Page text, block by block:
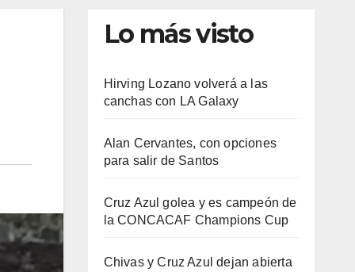
Lo más visto
Hirving Lozano volverá a las
canchas con LA Galaxy
Alan Cervantes, con opciones
para salir de Santos
Cruz Azul golea y es campeón de
la CONCACAF Champions Cup
Chivas y Cruz Azul dejan abierta